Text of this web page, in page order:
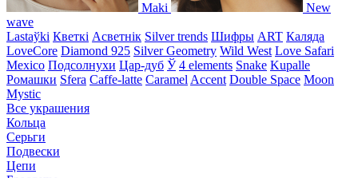
Maki
New
wave
Lastaўki Кветкі Асветнiк Silver trends Шифры ART Каляда
LoveCore Diamond 925 Silver Geometry Wild West Love Safari
Mexico Подсолнухи Цар-дуб Ў 4 elements Snake Kupalle
Ромашки Sfera Caffe-latte Caramel Accent Double Space Moon
Mystic
Все украшения
Кольца
Серьги
Подвески
Цепи